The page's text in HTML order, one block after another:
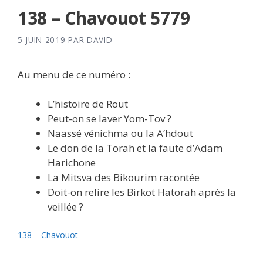
138 – Chavouot 5779
5 JUIN 2019 PAR DAVID
Au menu de ce numéro :
L’histoire de Rout
Peut-on se laver Yom-Tov ?
Naassé vénichma ou la A’hdout
Le don de la Torah et la faute d’Adam
Harichone
La Mitsva des Bikourim racontée
Doit-on relire les Birkot Hatorah après la
veillée ?
138 – Chavouot